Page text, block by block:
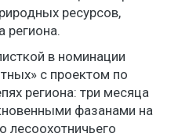
ресурсов,
региона.
в номинации
с проектом по
региона: три месяца
фазанами на
лесоохотничьего